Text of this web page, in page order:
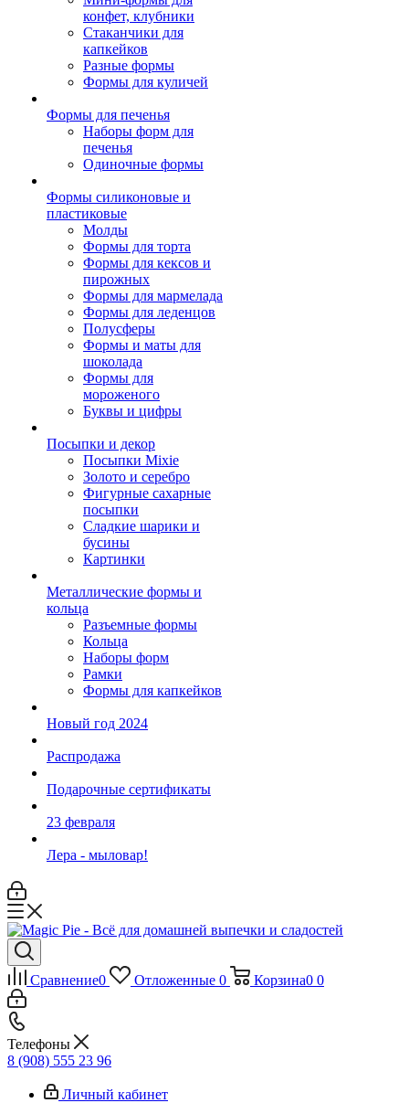
конфет, клубники
Стаканчики для
капкейков
Разные формы
Формы для куличей
Формы для печенья
Наборы форм для
печенья
Одиночные формы
Формы силиконовые и
пластиковые
Молды
Формы для торта
Формы для кексов и
пирожных
Формы для мармелада
Формы для леденцов
Полусферы
Формы и маты для
шоколада
Формы для
мороженого
Буквы и цифры
Посыпки и декор
Посыпки Mixie
Золото и серебро
Фигурные сахарные
посыпки
Сладкие шарики и
бусины
Картинки
Металлические формы и
кольца
Разъемные формы
Кольца
Наборы форм
Рамки
Формы для капкейков
Новый год 2024
Распродажа
Подарочные сертификаты
23 февраля
Лера - мыловар!
Сравнение0 Отложенные 0 Корзина0 0
Телефоны
8 (908) 555 23 96
Личный кабинет